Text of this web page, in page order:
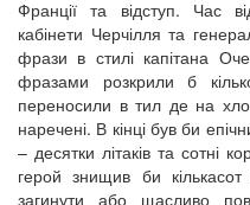
Франції та відступ. Час
кабінети Черчілля та
фрази в стилі капітана
фразами розкрили б
переносили в тил де на
наречені. В кінці був би
– десятки літаків та сотні
герой знищив би
загинути або щасливо